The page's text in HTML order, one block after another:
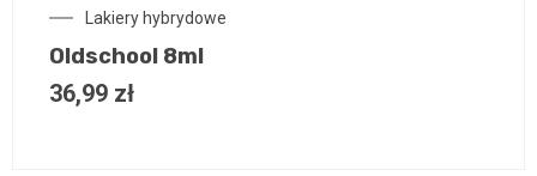
Lakiery hybrydowe
Oldschool 8ml
36,99 zł